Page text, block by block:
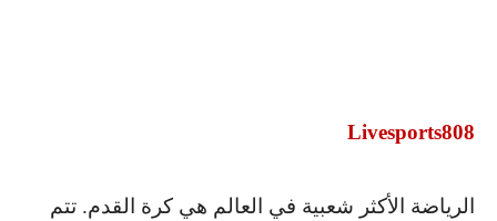
Livesports808
الرياضة الأكثر شعبية في العالم هي كرة القدم. تتم